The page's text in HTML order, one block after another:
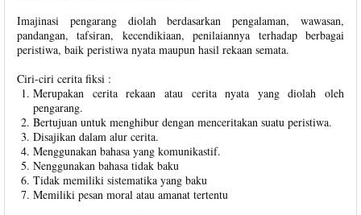
Imajinasi pengarang diolah berdasarkan pengalaman, wawasan,
pandangan, tafsiran, kecendikiaan, penilaiannya terhadap berbagai
peristiwa, baik peristiwa nyata maupun hasil rekaan semata.
Ciri-ciri cerita fiksi :
Merupakan cerita rekaan atau cerita nyata yang diolah oleh
pengarang.
Bertujuan untuk menghibur dengan menceritakan suatu peristiwa.
Disajikan dalam alur cerita.
Menggunakan bahasa yang komunikastif.
Nenggunakan bahasa tidak baku
Tidak memiliki sistematika yang baku
Memiliki pesan moral atau amanat tertentu